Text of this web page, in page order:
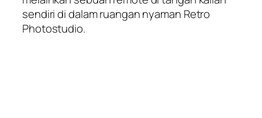
sendiri di dalam ruangan nyaman Retro
Photostudio.